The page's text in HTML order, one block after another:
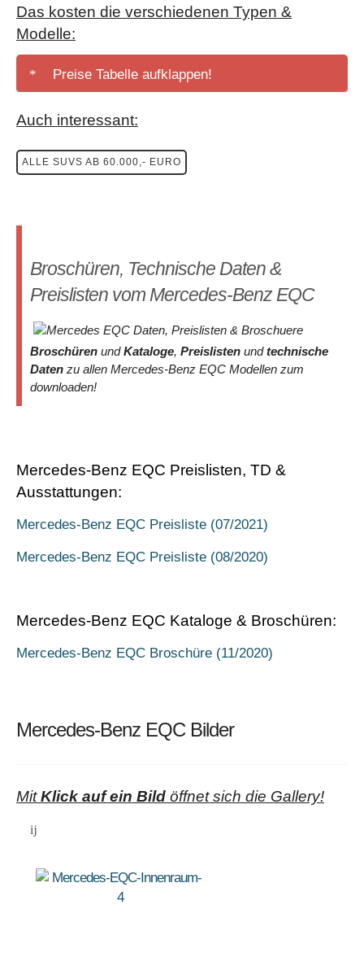
Das kosten die verschiedenen Typen &
Modelle:
Preise Tabelle aufklappen!
Typ in
EQC 400 4MATIC
(408 PS)
AMG Line
(408 PS)
73.208,80
Auch interessant:
ALLE SUVS AB 60.000,- EURO
Broschüren, Technische Daten &
Preislisten vom Mercedes-Benz EQC
Broschüren undKataloge, Preislisten undtechnische
Daten zu allen Mercedes-Benz EQC Modellen zum
downloaden!
Mercedes-Benz EQC Preislisten, TD &
Ausstattungen:
Mercedes-Benz EQC Preisliste (07/2021)
Mercedes-Benz EQC Preisliste (08/2020)
Mercedes-Benz EQC Kataloge & Broschüren:
Mercedes-Benz EQC Broschüre (11/2020)
Mercedes-Benz EQC Bilder
MitKlick auf ein Bild öffnet sich die Gallery!